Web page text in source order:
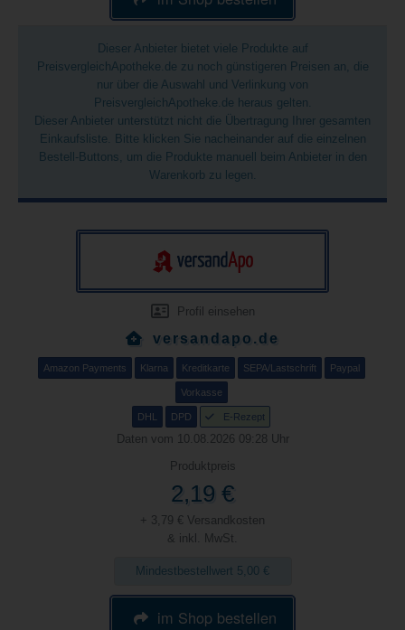
Dieser Anbieter bietet viele Produkte auf
PreisvergleichApotheke.de zu noch günstigeren Preisen an, die
nur über die Auswahl und Verlinkung von
PreisvergleichApotheke.de heraus gelten.
Dieser Anbieter unterstützt nicht die Übertragung Ihrer gesamten
Einkaufsliste. Bitte klicken Sie nacheinander auf die einzelnen
Bestell-Buttons, um die Produkte manuell beim Anbieter in den
Warenkorb zu legen.
Profil einsehen
versandapo.de
Amazon Payments Klarna Kreditkarte SEPA/Lastschrift Paypal
Vorkasse
DHL DPD E-Rezept
Daten vom 10.08.2026 09:28 Uhr
Produktpreis
2,19 €
+ 3,79 € Versandkosten
& inkl. MwSt.
Mindestbestellwert 5,00 €
im Shop bestellen